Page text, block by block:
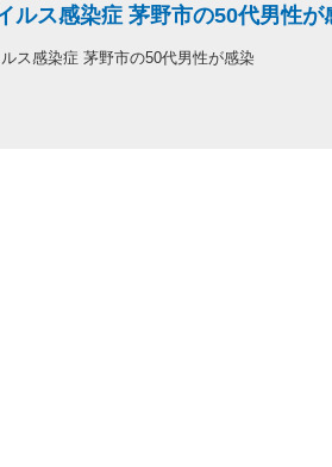
ルス感染症 茅野市の50代男性が
ス感染症 茅野市の50代男性が感染